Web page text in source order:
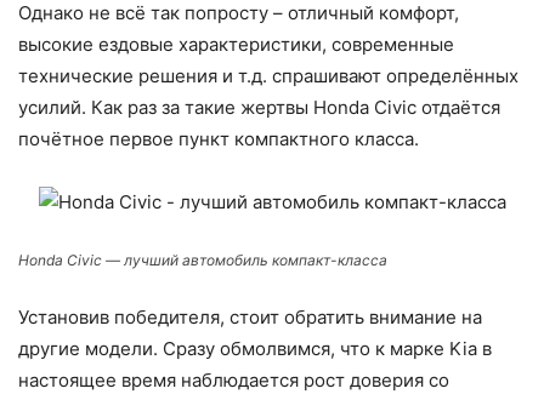
Однако не всё так попросту – отличный комфорт,
высокие ездовые характеристики, современные
технические решения и т.д. спрашивают определённых
усилий. Как раз за такие жертвы Honda Civic отдаётся
почётное первое пункт компактного класса.
Honda Civic — лучший автомобиль компакт-класса
Установив победителя, стоит обратить внимание на
другие модели. Сразу обмолвимся, что к марке Kia в
настоящее время наблюдается рост доверия со